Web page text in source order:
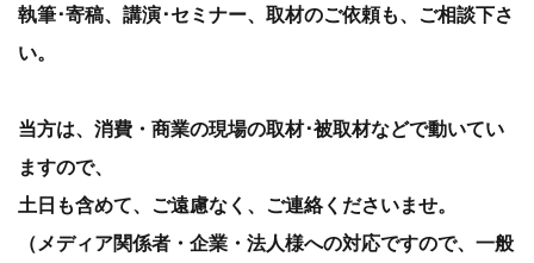
執筆･寄稿、講演･セミナー、取材のご依頼も、ご相談下さ
い。
当方は、消費・商業の現場の取材･被取材などで動いてい
ますので、
土日も含めて、ご遠慮なく、ご連絡くださいませ。
（メディア関係者・企業・法人様への対応ですので、一般